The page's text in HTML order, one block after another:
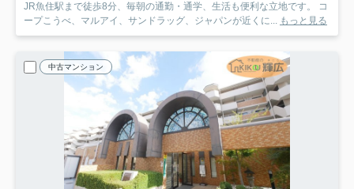
JR魚住駅まで徒歩8分、毎朝の通勤・通学、生活も便利な立地です。 コ
ープこうべ、マルアイ、サンドラッグ、ジャパンが近くに... もっと見る
中古マンション